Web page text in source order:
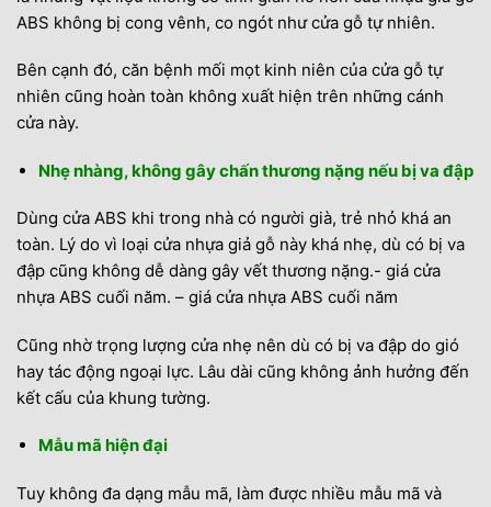
ABS không bị cong vênh, co ngót như cửa gỗ tự nhiên.
Bên cạnh đó, căn bệnh mối mọt kinh niên của cửa gỗ tự
nhiên cũng hoàn toàn không xuất hiện trên những cánh
cửa này.
Nhẹ nhàng, không gây chấn thương nặng nếu bị va đập
Dùng cửa ABS khi trong nhà có người già, trẻ nhỏ khá an
toàn. Lý do vì loại cửa nhựa giả gỗ này khá nhẹ, dù có bị va
đập cũng không dễ dàng gây vết thương nặng.- giá cửa
nhựa ABS cuối năm. – giá cửa nhựa ABS cuối năm
Cũng nhờ trọng lượng cửa nhẹ nên dù có bị va đập do gió
hay tác động ngoại lực. Lâu dài cũng không ảnh hưởng đến
kết cấu của khung tường.
Mẫu mã hiện đại
Tuy không đa dạng mẫu mã, làm được nhiều mẫu mã và